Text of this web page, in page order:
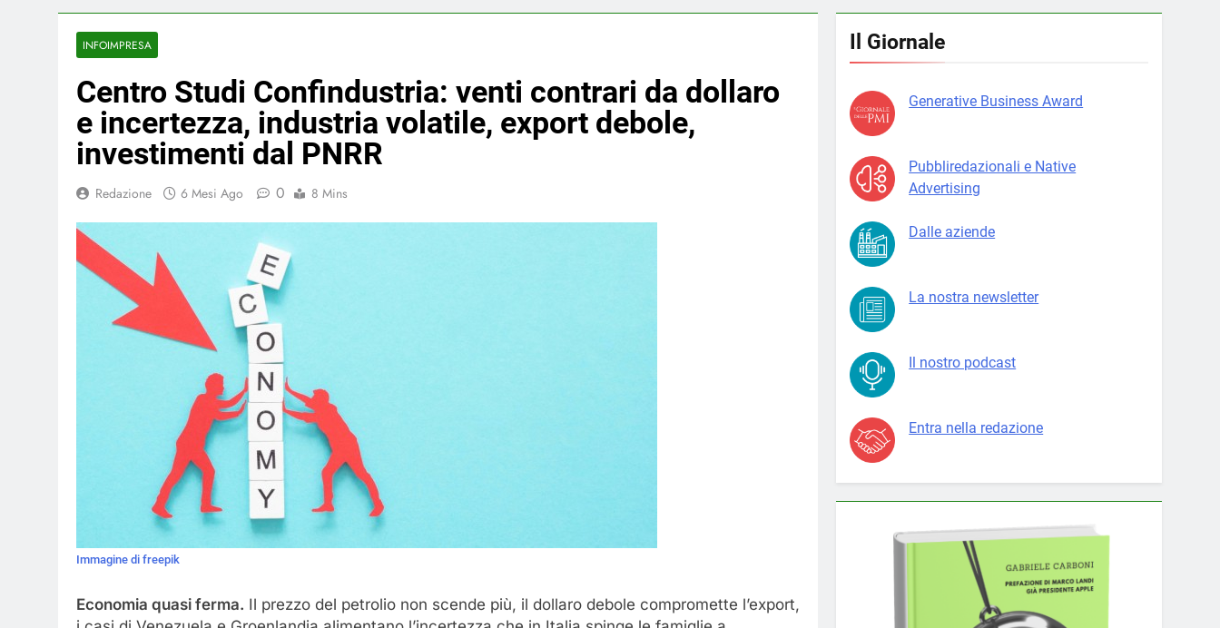
INFOIMPRESA
Centro Studi Confindustria: venti contrari da dollaro
e incertezza, industria volatile, export debole,
investimenti dal PNRR
Redazione 6 Mesi Ago 0 8 Mins
Immagine di freepik
Economia quasi ferma. Il prezzo del petrolio non scende più, il dollaro debole compromette l’export,
Il Giornale
Generative Business Award
Pubbliredazionali e Native
Advertising
Dalle aziende
La nostra newsletter
Il nostro podcast
Entra nella redazione